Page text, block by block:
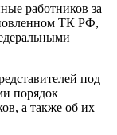
работников за
ТК РФ,
под
порядок
а также об их